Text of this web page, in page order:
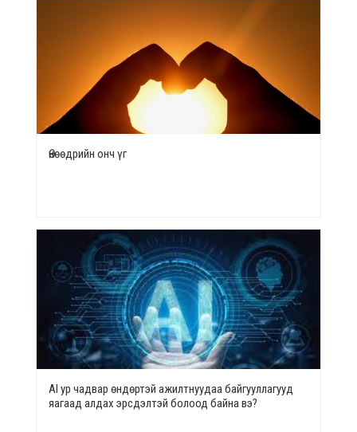
Өнөөдрийн онч үг
AI ур чадвар өндөртэй ажилтнуудаа байгууллагууд
яагаад алдах эрсдэлтэй болоод байна вэ?